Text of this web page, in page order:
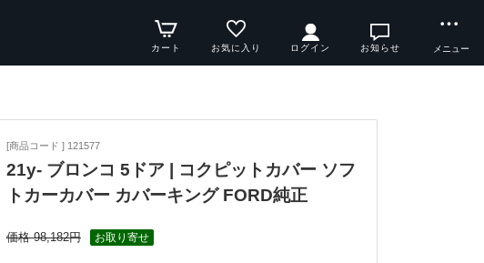
カート お気に入り ログイン お知らせ メニュー
[商品コード ] 121577
21y- ブロンコ 5ドア | コクピットカバー ソフ
トカーカバー カバーキング FORD純正
価格 98,182円 お取り寄せ